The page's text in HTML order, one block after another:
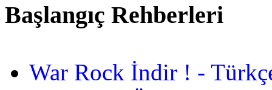
Başlangıç Rehberleri
War Rock İndir ! -